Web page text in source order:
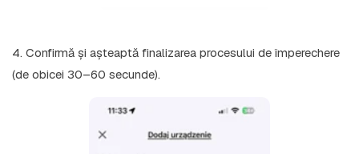
4. Confirmă și așteaptă finalizarea procesului de împerechere
(de obicei 30–60 secunde).